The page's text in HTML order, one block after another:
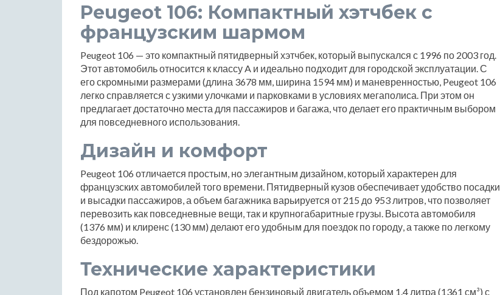
Peugeot 106: Компактный хэтчбек с
французским шармом
Peugeot 106 — это компактный пятидверный хэтчбек, который выпускался с 1996 по 2003 год.
Этот автомобиль относится к классу A и идеально подходит для городской эксплуатации. С
его скромными размерами (длина 3678 мм, ширина 1594 мм) и маневренностью, Peugeot 106
легко справляется с узкими улочками и парковками в условиях мегаполиса. При этом он
предлагает достаточно места для пассажиров и багажа, что делает его практичным выбором
для повседневного использования.
Дизайн и комфорт
Peugeot 106 отличается простым, но элегантным дизайном, который характерен для
французских автомобилей того времени. Пятидверный кузов обеспечивает удобство посадки
и высадки пассажиров, а объем багажника варьируется от 215 до 953 литров, что позволяет
перевозить как повседневные вещи, так и крупногабаритные грузы. Высота автомобиля
(1376 мм) и клиренс (130 мм) делают его удобным для поездок по городу, а также по легкому
бездорожью.
Технические характеристики
Под капотом Peugeot 106 установлен бензиновый двигатель объемом 1.4 литра (1361 см³) с